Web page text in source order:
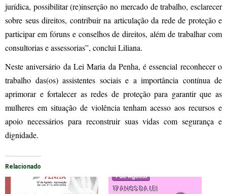
jurídica, possibilitar (re)inserção no mercado de trabalho, esclarecer
sobre seus direitos, contribuir na articulação da rede de proteção e
participar em fóruns e conselhos de direitos, além de trabalhar com
consultorias e assessorias”, conclui Liliana.
Neste aniversário da Lei Maria da Penha, é essencial reconhecer o
trabalho das(os) assistentes sociais e a importância contínua de
aprimorar e fortalecer as redes de proteção para garantir que as
mulheres em situação de violência tenham acesso aos recursos e
apoio necessários para reconstruir suas vidas com segurança e
dignidade.
Relacionado